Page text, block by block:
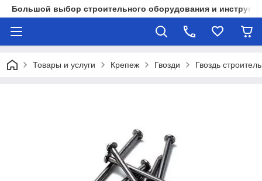
Большой выбор строительного оборудования и
Товары и услуги Крепеж Гвозди Гвоздь